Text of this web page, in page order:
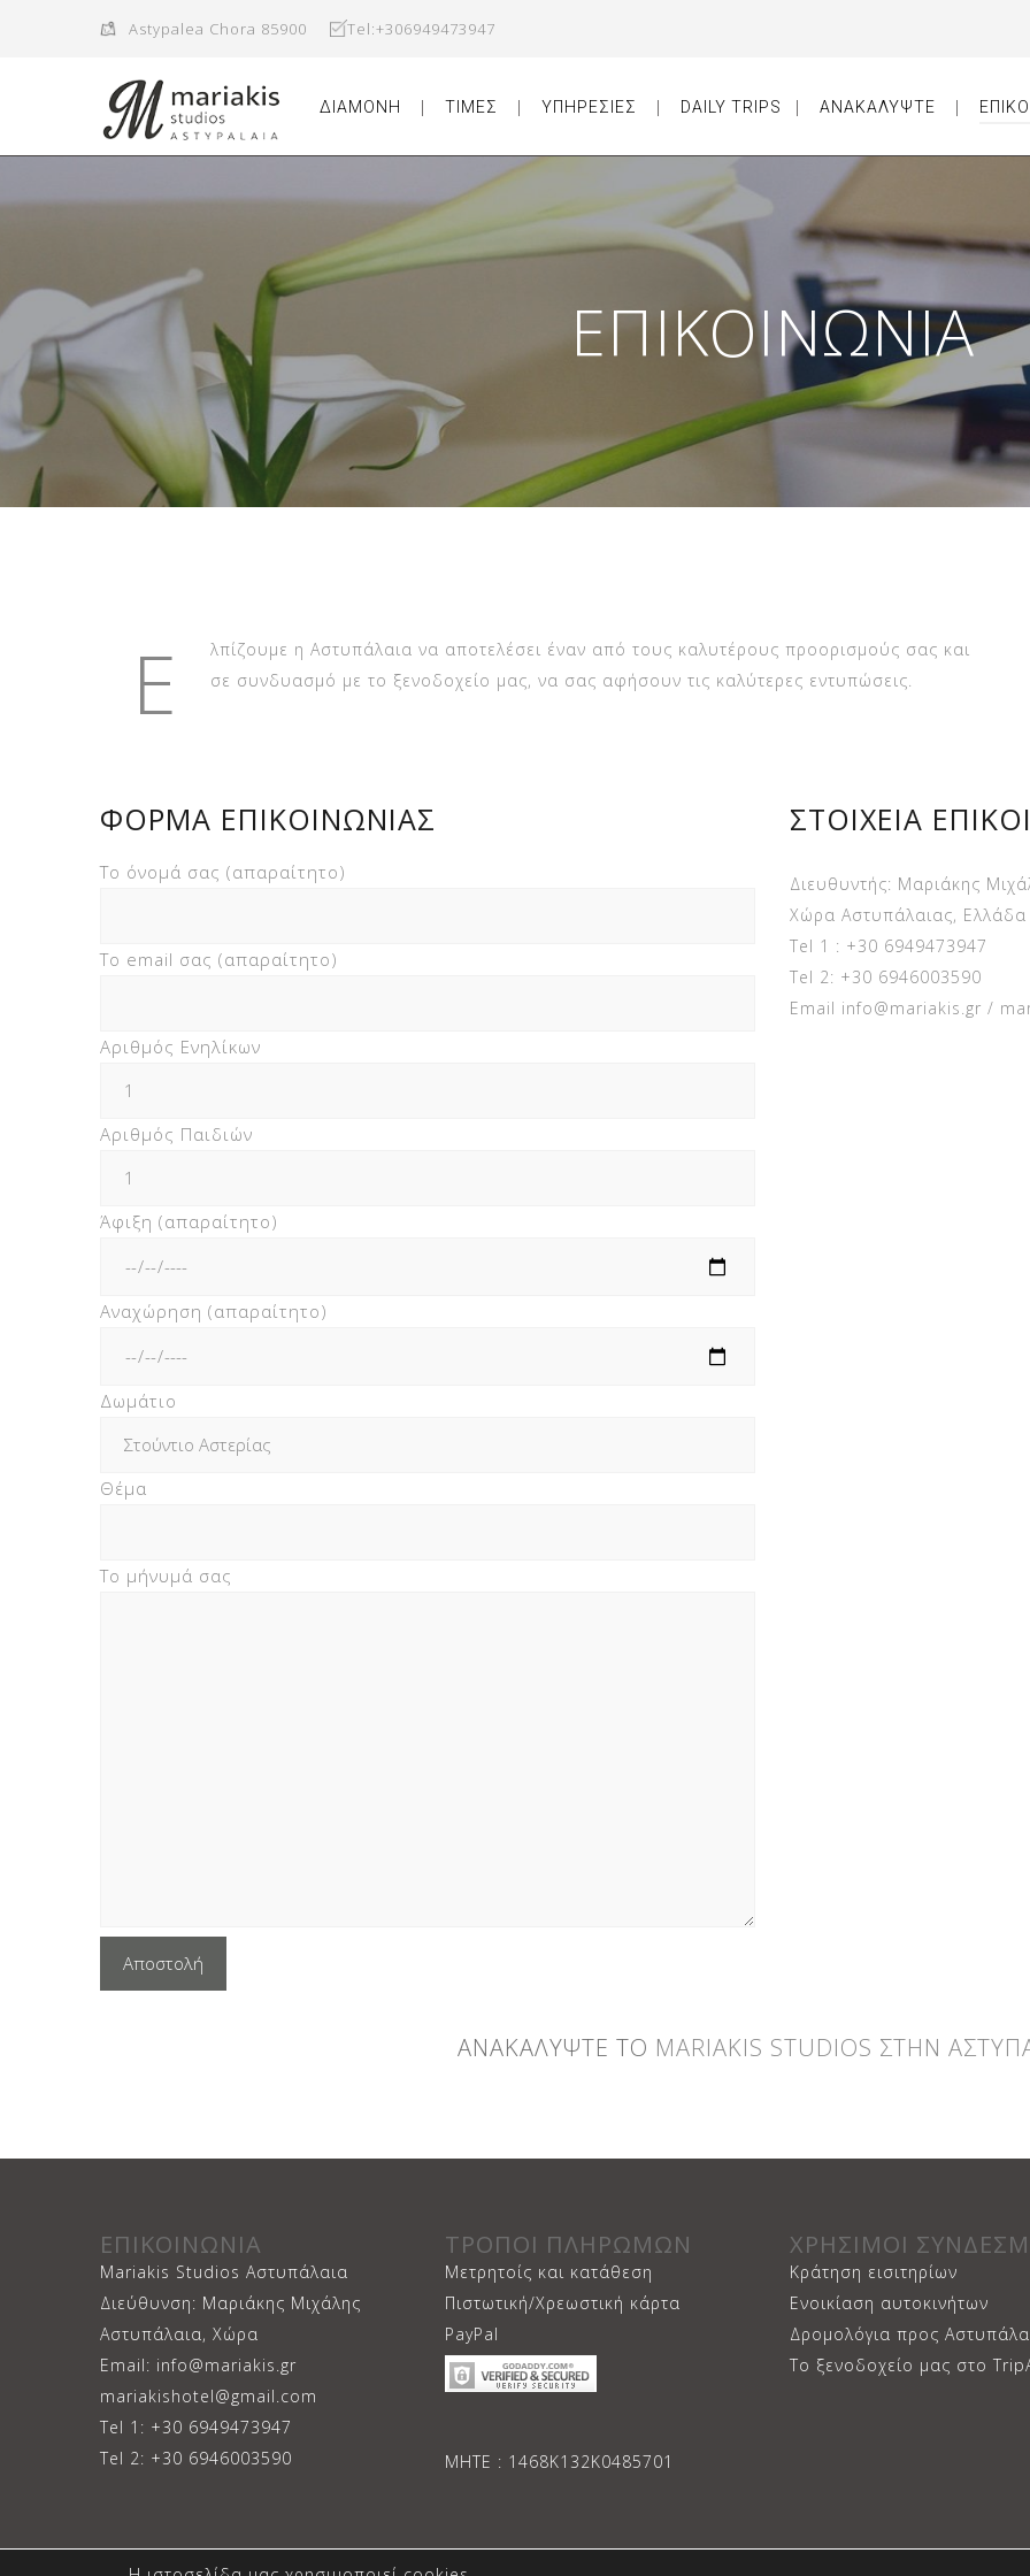
Astypalea Chora 85900 Tel:+306949473947
ΔΙΑΜΟΝΗ ΤΙΜΕΣ ΥΠΗΡΕΣΙΕΣ DAILY TRIPS ΑΝΑΚΑΛΥΨΤΕ
ΕΠΙΚΟΙΝΩΝΙΑ
Ε
λπίζουμε η Αστυπάλαια να αποτελέσει έναν από τους καλυτέρους προορισμούς σας και
σε συνδυασμό με το ξενοδοχείο μας, να σας αφήσουν τις καλύτερες εντυπώσεις.
ΦΟΡΜΑ ΕΠΙΚΟΙΝΩΝΙΑΣ
Το όνομά σας (απαραίτητο)
Το email σας (απαραίτητο)
Αριθμός Ενηλίκων
Αριθμός Παιδιών
Άφιξη (απαραίτητο)
Αναχώρηση (απαραίτητο)
Δωμάτιο
Θέμα
Το μήνυμά σας
ΣΤΟΙΧΕΙΑ
Διευθυντής: Μαριάκης
Χώρα Αστυπάλαιας, Ελλάδα
Tel 1 : +30 6949473947
Tel 2: +30 6946003590
Email info@mariakis.gr /
ΑΝΑΚΑΛΥΨΤΕ ΤΟ MARIAKIS STUDIOS ΣΤΗΝ
ΕΠΙΚΟΙΝΩΝΙΑ
Mariakis Studios Αστυπάλαια
Διεύθυνση: Μαριάκης Μιχάλης
Αστυπάλαια, Χώρα
Email: info@mariakis.gr
mariakishotel@gmail.com
Tel 1: +30 6949473947
Tel 2: +30 6946003590
ΤΡΟΠΟΙ ΠΛΗΡΩΜΩΝ
Μετρητοίς και κατάθεση
Πιστωτική/Χρεωστική κάρτα
PayPal
ΜΗΤΕ : 1468Κ132Κ0485701
ΧΡΗΣΙΜΟΙ
Κράτηση εισιτηρίων
Ενοικίαση αυτοκινήτων
Δρομολόγια προς
Το ξενοδοχείο μας στο